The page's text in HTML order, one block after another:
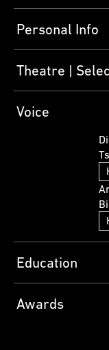
Personal Info
Theatre
Voice
Education
Awards